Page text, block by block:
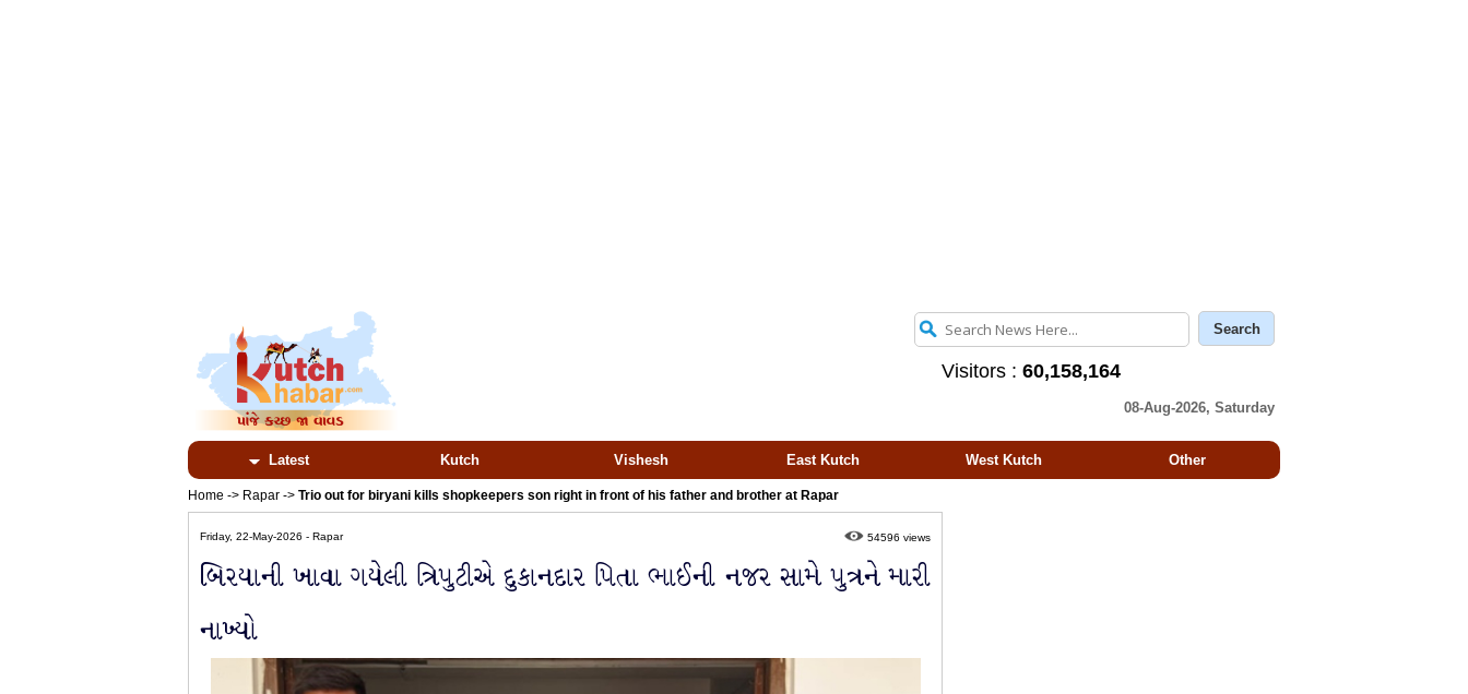
Visitors : 60,158,164
08-Aug-2026, Saturday
Latest Kutch Vishesh East Kutch West Kutch Other
Home -> Rapar -> Trio out for biryani kills shopkeepers son right in front of his father and brother at Rapar
Friday, 22-May-2026 - Rapar 54596 views
બિરયાની ખાવા ગયેલી ત્રિપુટીએ દુકાનદાર પિતા ભાઈની નજર સામે પુત્રને મારી
નાખ્યો